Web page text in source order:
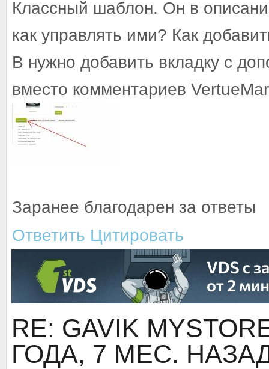
Классный шаблон. Он в
как управлять ими? Как
В нужно добавить вкладку с
вместо комментариев
Заранее благодарен за ответы
Ответить Цитировать
RE: GAVIK
ГОДА, 7 МЕС.